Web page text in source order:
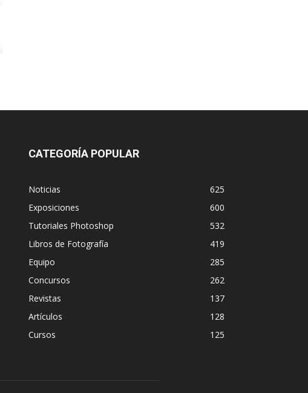
CATEGORÍA POPULAR
Noticias
625
Exposiciones
600
Tutoriales Photoshop
532
Libros de Fotografía
419
Equipo
285
Concursos
262
Revistas
137
Artículos
128
Cursos
125